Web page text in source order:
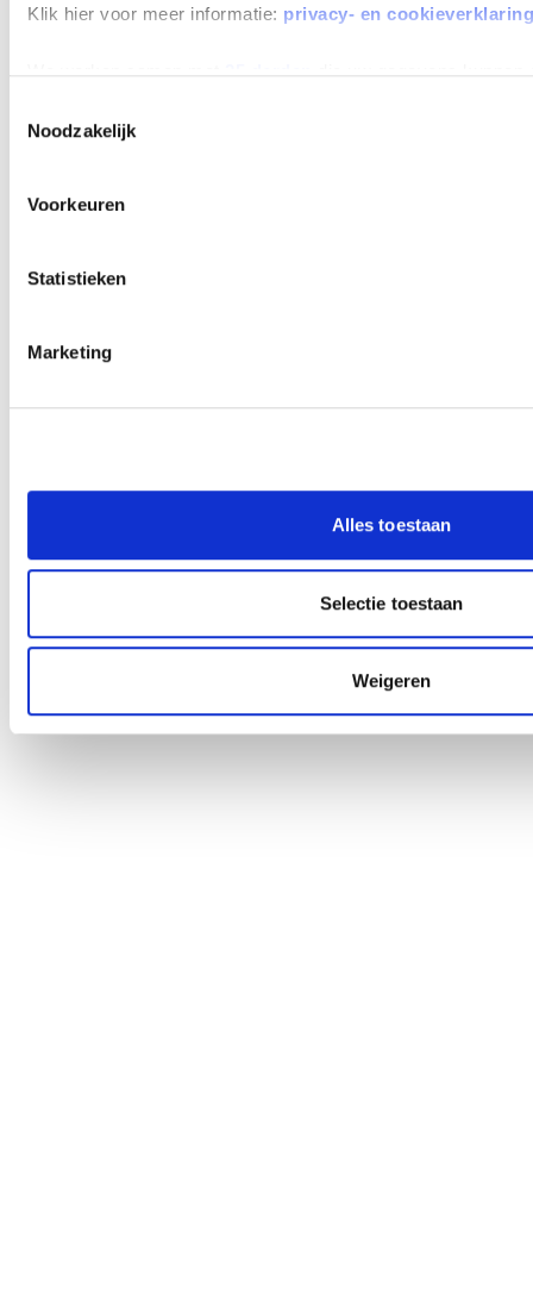
Klik hier voor meer informatie: privacy- en cookieverklaring
Noodzakelijk
Voorkeuren
Statistieken
Marketing
Alles toestaan
Selectie toestaan
Weigeren